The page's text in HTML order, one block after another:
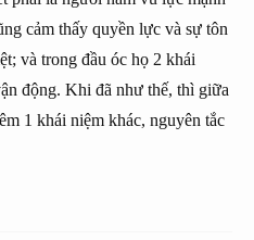
cảm thấy quyền lực và sự tôn
và trong đầu óc họ 2 khái
động. Khi đã như thế, thì giữa
1 khái niệm khác, nguyên tắc